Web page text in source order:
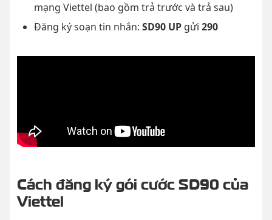
mạng Viettel (bao gồm trả trước và trả sau)
Đăng ký soạn tin nhắn: SD90 UP gửi 290
Cách đăng ký gói cước SD90 của
Viettel